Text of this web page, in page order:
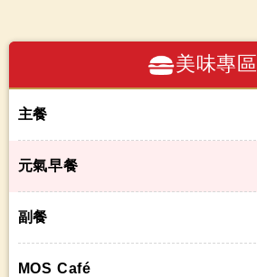
美味專區
主餐
元氣早餐
副餐
MOS Café